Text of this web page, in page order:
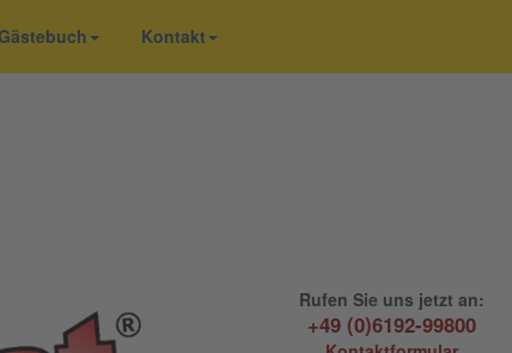
Rufen Sie uns jetzt an:
+49 (0)6192-99800
Kontakt